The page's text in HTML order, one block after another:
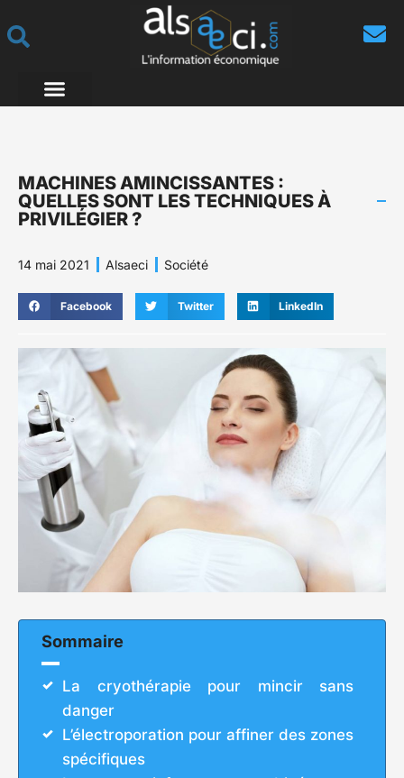
MACHINES AMINCISSANTES :
QUELLES SONT LES TECHNIQUES À
PRIVILÉGIER ?
14 mai 2021 Alsaeci Société
Facebook Twitter LinkedIn
Sommaire
La cryothérapie pour mincir sans
danger
L’électroporation pour affiner des zones
spécifiques